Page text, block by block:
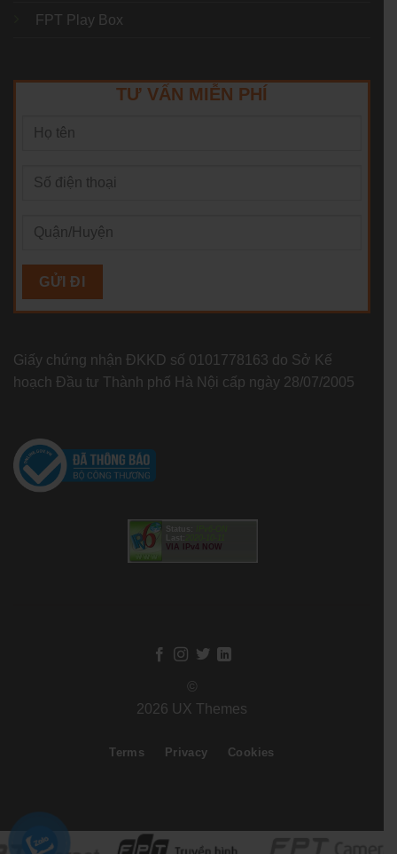
FPT Play Box
TƯ VẤN MIỄN PHÍ
Giấy chứng nhận ĐKKD số 0101778163 do Sở Kế
hoạch Đầu tư Thành phố Hà Nội cấp ngày 28/07/2005
Status:
Last:
VIA IPv4 NOW
©
2026 UX Themes
Terms Privacy Cookies